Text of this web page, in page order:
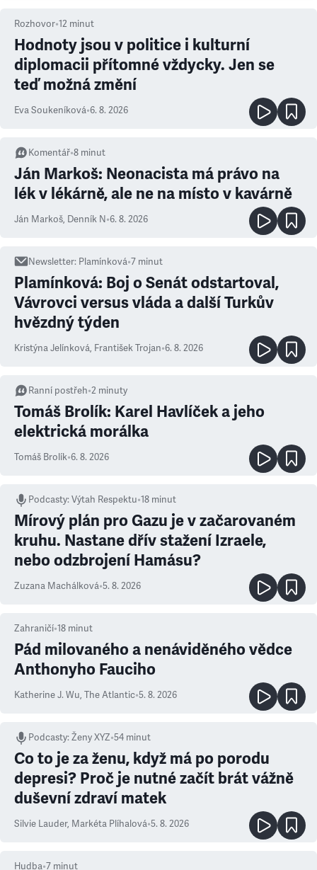
Rozhovor•12 minut
Hodnoty jsou v politice i kulturní
diplomacii přítomné vždycky. Jen se
teď možná změní
Eva Soukeníková•6. 8. 2026
Komentář•8 minut
Ján Markoš: Neonacista má právo na
lék v lékárně, ale ne na místo v kavárně
Ján Markoš, Denník N•6. 8. 2026
Newsletter: Plamínková•7 minut
Plamínková: Boj o Senát odstartoval,
Vávrovci versus vláda a další Turkův
hvězdný týden
Kristýna Jelínková, František Trojan•6. 8. 2026
Ranní postřeh•2 minuty
Tomáš Brolík: Karel Havlíček a jeho
elektrická morálka
Tomáš Brolík•6. 8. 2026
Podcasty:Výtah Respektu•18 minut
Mírový plán pro Gazu je v začarovaném
kruhu. Nastane dřív stažení Izraele,
nebo odzbrojení Hamásu?
Zuzana Machálková•5. 8. 2026
Zahraničí•18 minut
Pád milovaného a nenáviděného vědce
Anthonyho Fauciho
Katherine J. Wu, The Atlantic•5. 8. 2026
Podcasty:Ženy XYZ•54 minut
Co to je za ženu, když má po porodu
depresi? Proč je nutné začít brát vážně
duševní zdraví matek
Silvie Lauder, Markéta Plíhalová•5. 8. 2026
Hudba•7 minut